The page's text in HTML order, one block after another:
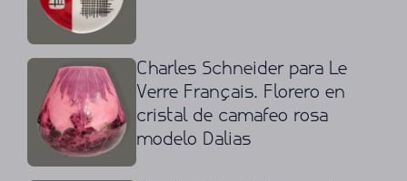
Charles Schneider para Le
Verre Français. Florero en
cristal de camafeo rosa
modelo Dalias